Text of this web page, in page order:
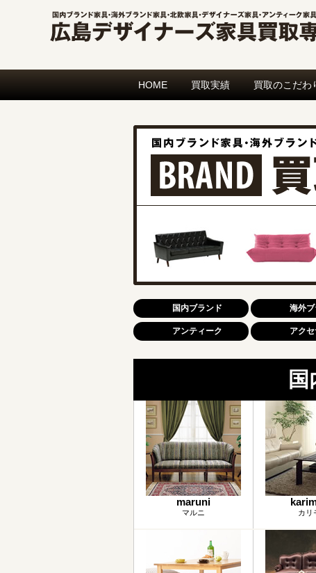
HOME 買取実績 買取のこだわ
国内ブランド 海外
アンティーク アク
maruni
マルニ カリ